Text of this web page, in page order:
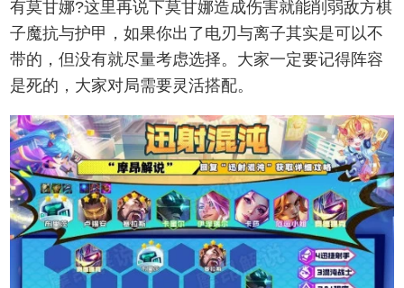
有莫甘娜?这里再说下莫甘娜造成伤害就能削弱敌方棋
子魔抗与护甲，如果你出了电刃与离子其实是可以不
带的，但没有就尽量考虑选择。大家一定要记得阵容
是死的，大家对局需要灵活搭配。